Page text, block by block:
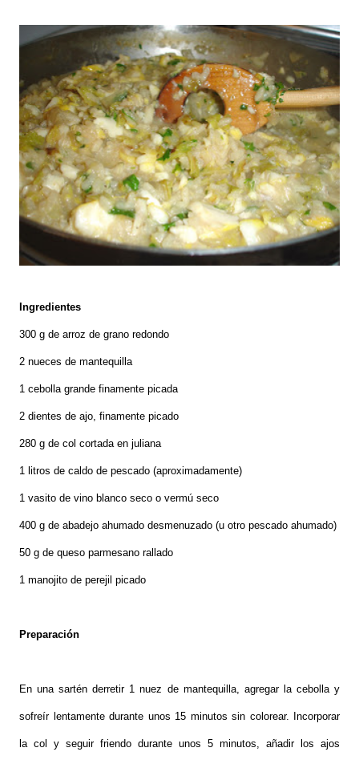
Ingredientes
300 g de arroz de grano redondo
2 nueces de mantequilla
1 cebolla grande finamente picada
2 dientes de ajo, finamente picado
280 g de col cortada en juliana
1 litros de caldo de pescado (aproximadamente)
1 vasito de vino blanco seco o vermú seco
400 g de abadejo ahumado desmenuzado (u otro pescado ahumado)
50 g de queso parmesano rallado
1 manojito de perejil picado
Preparación
En una sartén derretir 1 nuez de mantequilla, agregar la cebolla y
sofreír lentamente durante unos 15 minutos sin colorear. Incorporar
la col y seguir friendo durante unos 5 minutos, añadir los ajos